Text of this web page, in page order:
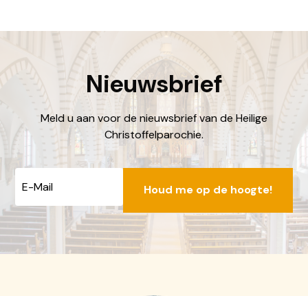
locatiebakhuizen@dechristoffel.nl
Nieuwsbrief
Meld u aan voor de nieuwsbrief van de Heilige
Christoffelparochie.